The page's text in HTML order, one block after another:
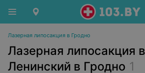
Лазерная липосакция в Гродно
Лазерная липосакция
Ленинский в Гродно 1